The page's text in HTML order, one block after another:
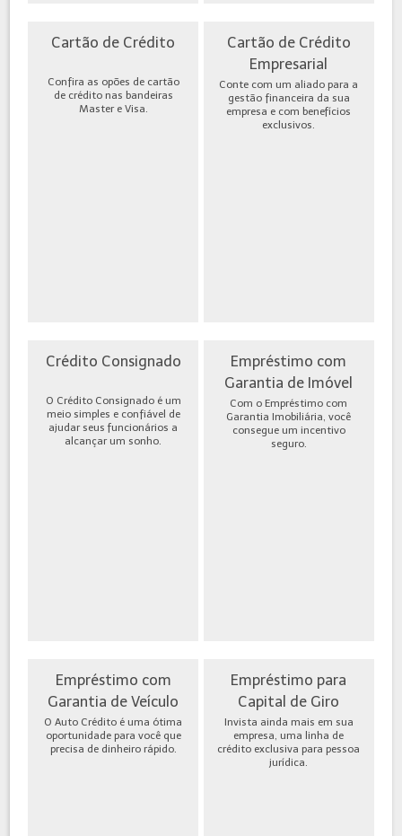
Cartão de Crédito
Confira as opões de cartão
de crédito nas bandeiras
Master e Visa.
Cartão de Crédito
Empresarial
Conte com um aliado para a
gestão financeira da sua
empresa e com benefícios
exclusivos.
Crédito Consignado
O Crédito Consignado é um
meio simples e confiável de
ajudar seus funcionários a
alcançar um sonho.
Empréstimo com
Garantia de Imóvel
Com o Empréstimo com
Garantia Imobiliária, você
consegue um incentivo
seguro.
Empréstimo com
Garantia de Veículo
O Auto Crédito é uma ótima
oportunidade para você que
precisa de dinheiro rápido.
Empréstimo para
Capital de Giro
Invista ainda mais em sua
empresa, uma linha de
crédito exclusiva para pessoa
jurídica.